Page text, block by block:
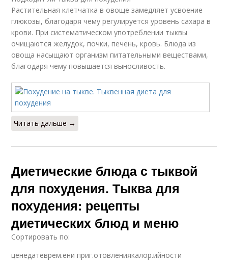
Растительная клетчатка в овоще замедляет усвоение
глюкозы, благодаря чему регулируется уровень сахара в
крови. При систематическом употреблении тыквы
очищаются желудок, почки, печень, кровь. Блюда из
овоща насыщают организм питательными веществами,
благодаря чему повышается выносливость.
Читать дальше →
Диетические блюда с тыквой
для похудения. Тыква для
похудения: рецепты
диетических блюд и меню
Сортировать по:
ценедатеврем.ени приг.отовлениякалор.ийности